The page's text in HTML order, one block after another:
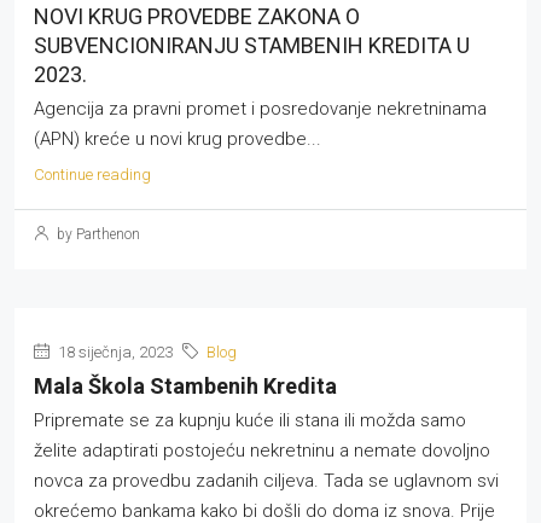
NOVI KRUG PROVEDBE ZAKONA O
SUBVENCIONIRANJU STAMBENIH KREDITA U
2023.
Agencija za pravni promet i posredovanje nekretninama
(APN) kreće u novi krug provedbe...
Continue reading
by Parthenon
18 siječnja, 2023 Blog
Mala Škola Stambenih Kredita
Pripremate se za kupnju kuće ili stana ili možda samo
želite adaptirati postojeću nekretninu a nemate dovoljno
novca za provedbu zadanih ciljeva. Tada se uglavnom svi
okrećemo bankama kako bi došli do doma iz snova. Prije